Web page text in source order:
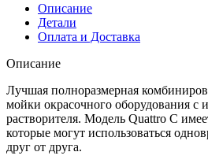
Описание
Детали
Оплата и Доставка
Описание
Лучшая полноразмерная
мойки окрасочного оборудования с
растворителя. Модель Quattro C
которые могут использоваться
друг от друга.